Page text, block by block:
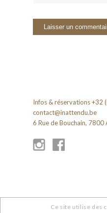
Infos & réservations +32
contact@inattendu.be
6 Rue de Bouchain, 7800
Ce site utilise des